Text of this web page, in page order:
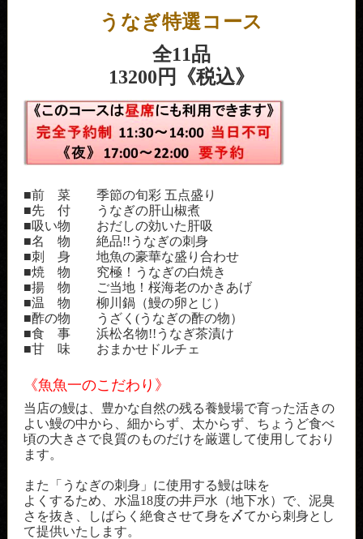
うなぎ特選コース
全11品
13200円《税込》
■前 菜 季節の旬彩 五点盛り
■先 付 うなぎの肝山椒煮
■吸い物 おだしの効いた肝吸
■名 物 絶品!!うなぎの刺身
■刺 身 地魚の豪華な盛り合わせ
■焼 物 究極！うなぎの白焼き
■揚 物 ご当地！桜海老のかきあげ
■温 物 柳川鍋（鰻の卵とじ）
■酢の物 うざく(うなぎの酢の物）
■食 事 浜松名物!!うなぎ茶漬け
■甘 味 おまかせドルチェ
《魚魚一のこだわり》
当店の鰻は、豊かな自然の残る養鰻場で育った活きの
よい鰻の中から、細からず、太からず、ちょうど食べ
頃の大きさで良質のものだけを厳選して使用しており
ます。
また「うなぎの刺身」に使用する鰻は味を
よくするため、水温18度の井戸水（地下水）で、泥臭
さを抜き、しばらく絶食させて身を〆てから刺身とし
て提供いたします。